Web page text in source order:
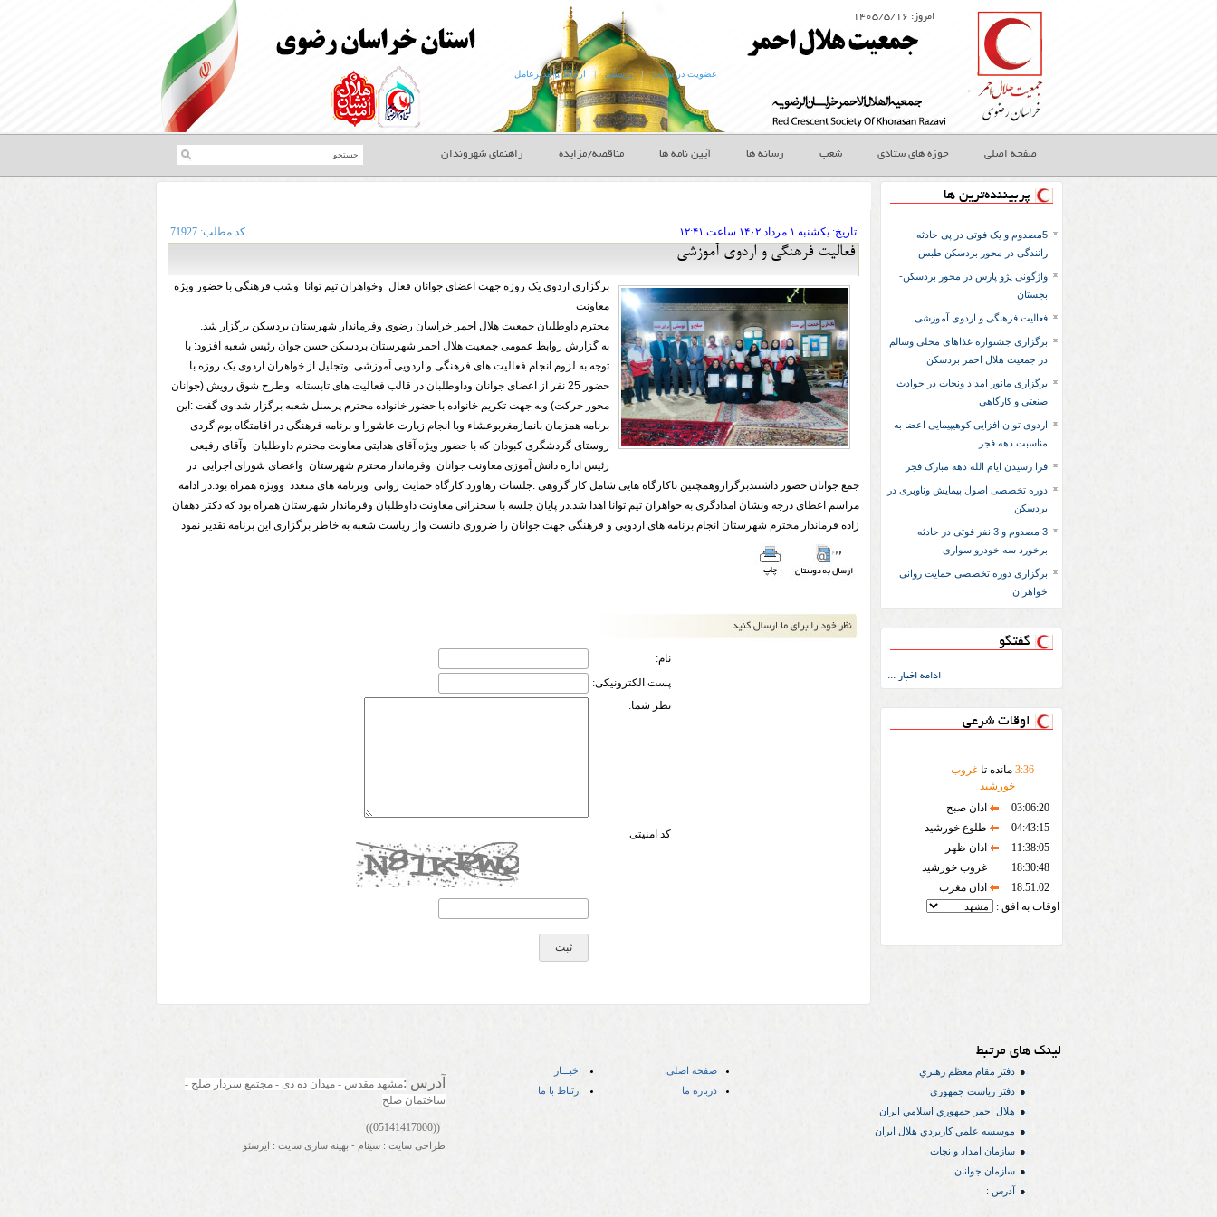
امروز: ۱۴۰۵/۵/۱۶
عضویت در سایت|پرسنلی| ارتباط با مدیرعامل
صفحه اصلی حوزه های ستادی شعب رسانه ها آیین نامه ها مناقصه/مزایده راهنمای شهروندان
پربیننده‌ترین ها
5مصدوم و یک فوتی در پی حادثه
رانندگی در محور بردسکن طبس
واژگونی پژو پارس در محور بردسکن-
بجستان
فعالیت فرهنگی و اردوی آموزشی
برگزاری جشنواره غذاهای محلی وسالم
در جمعیت هلال احمر بردسکن
برگزاری مانور امداد ونجات در حوادث
صنعتی و کارگاهی
اردوی توان افزایی کوهیپیمایی اعضا به
مناسبت دهه فجر
فرا رسیدن ایام الله دهه مبارک فجر
دوره تخصصی اصول پیمایش وناوبری در
بردسکن
3 مصدوم و 3 نفر فوتی در حادثه
برخورد سه خودرو سواری
برگزاری دوره تخصصی حمایت روانی
خواهران
گفتگو
ادامه اخبار ...
اوقات شرعی
3:36 مانده تاغروب
خورشید
03:06:20
اذان صبح
04:43:15
طلوع خورشید
11:38:05
اذان ظهر
18:30:48
غروب خورشید
18:51:02
اذان مغرب
اوقات به افق :
تاريخ: ۱۴۰۲ يکشنبه ۱ مرداد ساعت ۱۲:۴۱ کد مطلب: 71927
فعالیت فرهنگی و اردوی آموزشی
برگزاری اردوی یک روزه جهت اعضای جوانان فعال وخواهران تیم توانا وشب فرهنگی با حضور ویژه
معاونت
محترم داوطلبان جمعیت هلال احمر خراسان رضوی وفرماندار شهرستان بردسکن برگزار شد.
به گزارش روابط عمومی جمعیت هلال احمر شهرستان بردسکن حسن جوان رئیس شعبه افزود: با
توجه به لزوم انجام فعالیت های فرهنگی و اردویی آموزشی وتجلیل از خواهران اردوی یک روزه با
حضور 25 نفر از اعضای جوانان وداوطلبان در قالب فعالیت های تابستانه وطرح شوق رویش (جوانان
محور حرکت) وبه جهت تکریم خانواده با حضور خانواده محترم پرسنل شعبه برگزار شد.وی گفت :این
برنامه همزمان بانمازمغربوعشاء وبا انجام زیارت عاشورا و برنامه فرهنگی در اقامتگاه بوم گردی
روستای گردشگری کبودان که با حضور ویژه آقای هدایتی معاونت محترم داوطلبان وآقای رفیعی
رئیس اداره دانش آموزی معاونت جوانان وفرماندار محترم شهرستان واعضای شورای اجرایی در
جمع جوانان حضور داشتندبرگزاروهمچنین باکارگاه هایی شامل کار گروهی .جلسات رهاورد.کارگاه حمایت روانی وبرنامه های متعدد وویژه همراه بود.در ادامه
مراسم اعطای درجه ونشان امدادگری به خواهران تیم توانا اهدا شد.در پایان جلسه با سخنرانی معاونت داوطلبان وفرماندار شهرستان همراه بود که دکتر دهقان
زاده فرماندار محترم شهرستان انجام برنامه های اردویی و فرهنگی جهت جوانان را ضروری دانست واز ریاست شعبه به خاطر برگزاری این برنامه تقدیر نمود
نام:
پست الکترونیکی:
نظر شما:
کد امنیتی
لینک های مرتبط
دفتر مقام معظم رهبري
دفتر رياست جمهوري
هلال احمر جمهوري اسلامي ايران
موسسه علمي كاربردي هلال ایران
سازمان امداد و نجات
سازمان جوانان
آدرس :
صفحه اصلی
اخبـــار
درباره ما
ارتباط با ما آدرس :
ساختمان صلح
((05141417000))
طراحی سایت : سینام - بهینه سازی سایت : ایرسئو